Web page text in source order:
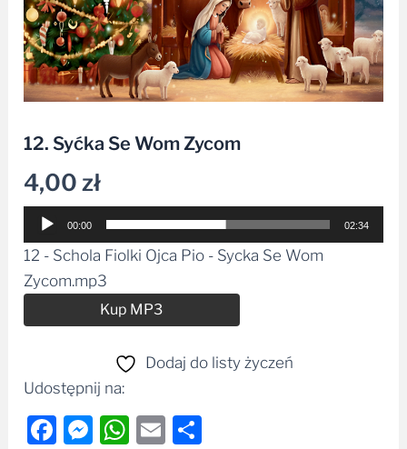
12. Syćka Se Wom Zycom
4,00zł
Odtwarzacz
plików
00:00 02:34
12 - Schola Fiolki Ojca Pio - Sycka Se Wom
Zycom.mp3
Kup MP3
Dodaj do listy życzeń
Udostępnij na:
Facebook
Messenger
WhatsApp
Email